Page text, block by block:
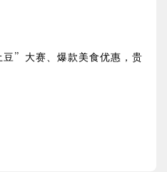
”大赛、爆款美食优惠，贵